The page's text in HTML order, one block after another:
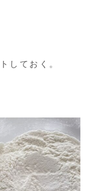
しておく。